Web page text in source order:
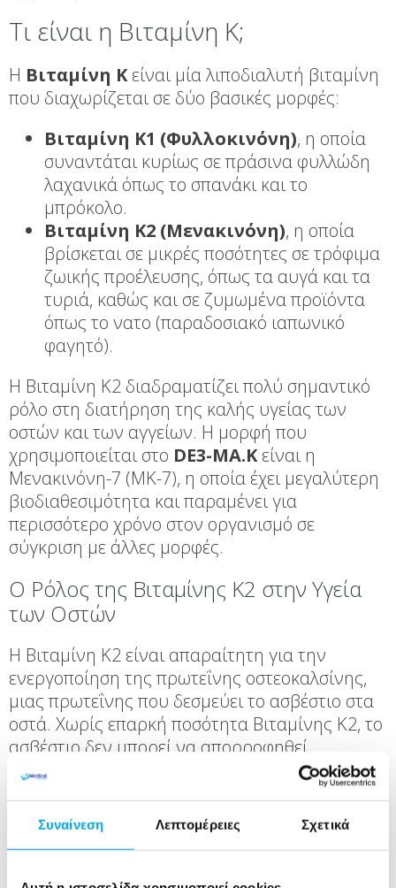
Συναίνεση Λεπτομέρειες Σχετικά
Τι είναι η Βιταμίνη Κ;
Η Βιταμίνη Κείναι μία λιποδιαλυτή βιταμίνη
που διαχωρίζεται σε δύο βασικές μορφές:
Βιταμίνη Κ1 (Φυλλοκινόνη), η οποία
συναντάται κυρίως σε πράσινα φυλλώδη
λαχανικά όπως το σπανάκι και το
μπρόκολο.
Βιταμίνη Κ2 (Μενακινόνη), η οποία
βρίσκεται σε μικρές ποσότητες σε τρόφιμα
ζωικής προέλευσης, όπως τα αυγά και τα
τυριά, καθώς και σε ζυμωμένα προϊόντα
όπως το νατο (παραδοσιακό ιαπωνικό
φαγητό).
Η Βιταμίνη Κ2 διαδραματίζει πολύ σημαντικό
ρόλο στη διατήρηση της καλής υγείας των
οστών και των αγγείων. Η μορφή που
χρησιμοποιείται στο DE3-MA.Kείναι η
Μενακινόνη-7 (MK-7), η οποία έχει μεγαλύτερη
βιοδιαθεσιμότητα και παραμένει για
περισσότερο χρόνο στον οργανισμό σε
σύγκριση με άλλες μορφές.
Ο Ρόλος της Βιταμίνης Κ2 στην Υγεία
των Οστών
Η Βιταμίνη Κ2 είναι απαραίτητη για την
ενεργοποίηση της πρωτεΐνης οστεοκαλσίνης,
μιας πρωτεΐνης που δεσμεύει το ασβέστιο στα
οστά. Χωρίς επαρκή ποσότητα Βιταμίνης Κ2, το
ασβέστιο δεν μπορεί να απορροφηθεί
αποτελεσματικά από τα οστά, γεγονός που
αυξάνει τον κίνδυνο για οστεοπόρωση και
κατάγματα.
Σύμφωνα με μελέτες, η λήψη Βιταμίνης Κ2
μπορεί να συμβάλλει στη μείωση της οστικής